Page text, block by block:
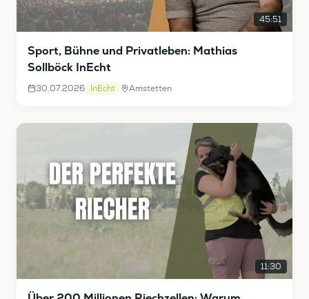
45:51
Sport, Bühne und Privatleben: Mathias
Sollböck InEcht
30.07.2026 InEcht Amstetten
11:30